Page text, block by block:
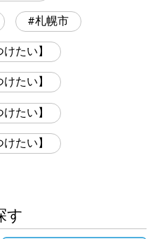
札幌市
たい】
たい】
たい】
たい】
す